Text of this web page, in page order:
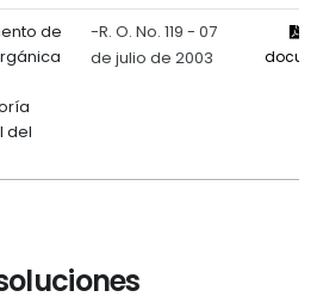
de
del
-R. O. No. 119 - 07
de julio de 2003